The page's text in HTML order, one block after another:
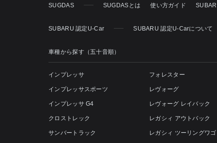
SUGDAS SUGDASとは 使い方ガイド
SUBARU 認定U-Car SUBARU 認定U-Carについて
車種から探す（五十音順）
インプレッサ
インプレッサスポーツ
インプレッサ G4
クロストレック
サンバートラック
フォレスター
レヴォーグ
レヴォーグ レイバック
レガシィ アウトバック
レガシィ ツーリングワ